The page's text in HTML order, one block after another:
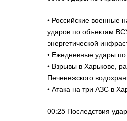
• Российские военные
ударов по объектам
энергетической
• Ежедневные удары
• Взрывы в Харькове,
Печенежского
• Атака на три АЗС в
00:25 Последствия